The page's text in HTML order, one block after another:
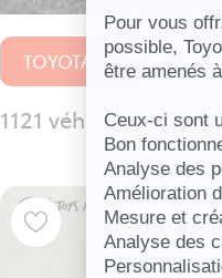
Pour vous
possible,
être amenés
Ceux-ci sont
Bon
Analyse des
Amélioration
Mesure et
Analyse des
TOYOTA
1121 véhicules en